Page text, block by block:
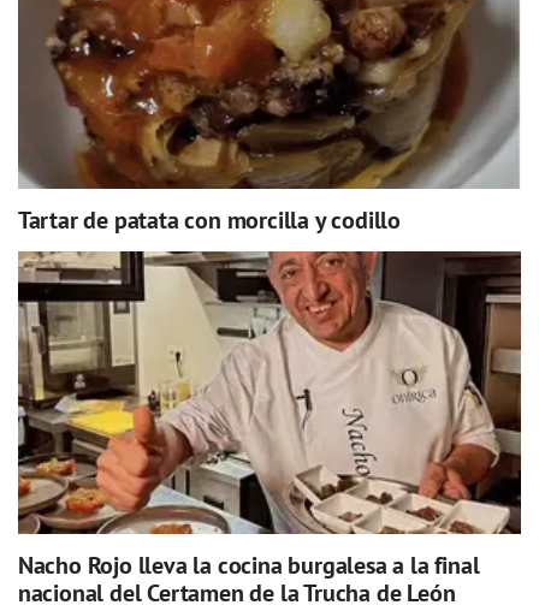
Tartar de patata con morcilla y codillo
Nacho Rojo lleva la cocina burgalesa a la final
nacional del Certamen de la Trucha de León